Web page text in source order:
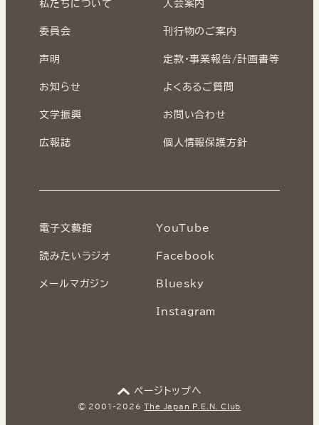
私たちについて
委員会
声明
お知らせ
文学振興
広報誌
入会案内
刊行物のご案内
定款・事業報告/計画書等
よくあるご質問
お問い合わせ
個人情報保護方針
電子文藝館
読みたいラジオ
メールマガジン
YouTube
Facebook
Bluesky
Instagram
© 2001-2026The Japan P.E.N. Club
ページトップへ